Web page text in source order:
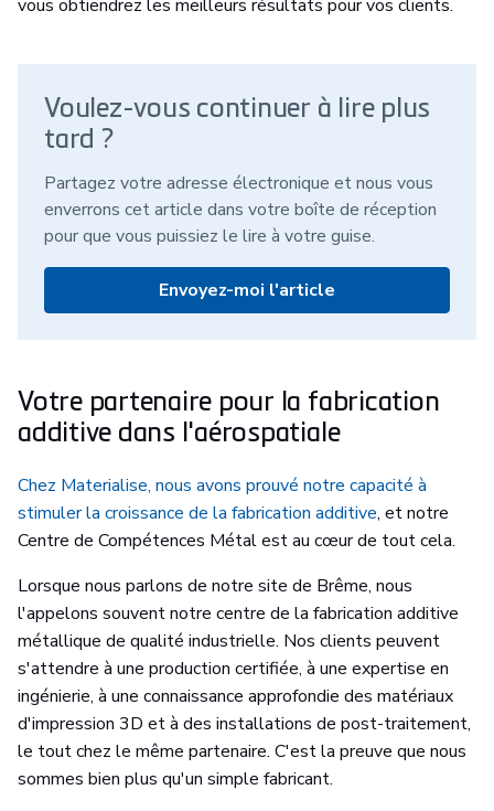
vous obtiendrez les meilleurs résultats pour vos clients.
Voulez-vous continuer à lire plus
tard ?
Partagez votre adresse électronique et nous vous
enverrons cet article dans votre boîte de réception
pour que vous puissiez le lire à votre guise.
Envoyez-moi l'article
Votre partenaire pour la fabrication
additive dans l'aérospatiale
Chez Materialise, nous avons prouvé notre capacité à
stimuler la croissance de la fabrication additive, et notre
Centre de Compétences Métal est au cœur de tout cela.
Lorsque nous parlons de notre site de Brême, nous
l'appelons souvent notre centre de la fabrication additive
métallique de qualité industrielle. Nos clients peuvent
s'attendre à une production certifiée, à une expertise en
ingénierie, à une connaissance approfondie des matériaux
d'impression 3D et à des installations de post-traitement,
le tout chez le même partenaire. C'est la preuve que nous
sommes bien plus qu'un simple fabricant.